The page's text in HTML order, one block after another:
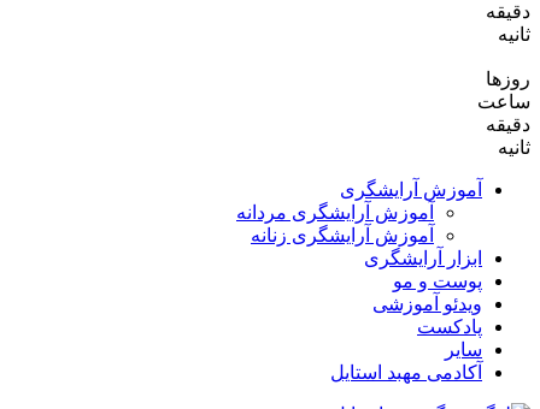
دقیقه
ثانیه
روزها
ساعت‌
دقیقه
ثانیه
آموزش آرایشگری
آموزش آرایشگری مردانه
آموزش آرایشگری زنانه
ابزار آرایشگری
پوست و مو
ویدئو آموزشی
پادکست
سایر
آکادمی مهبد استایل